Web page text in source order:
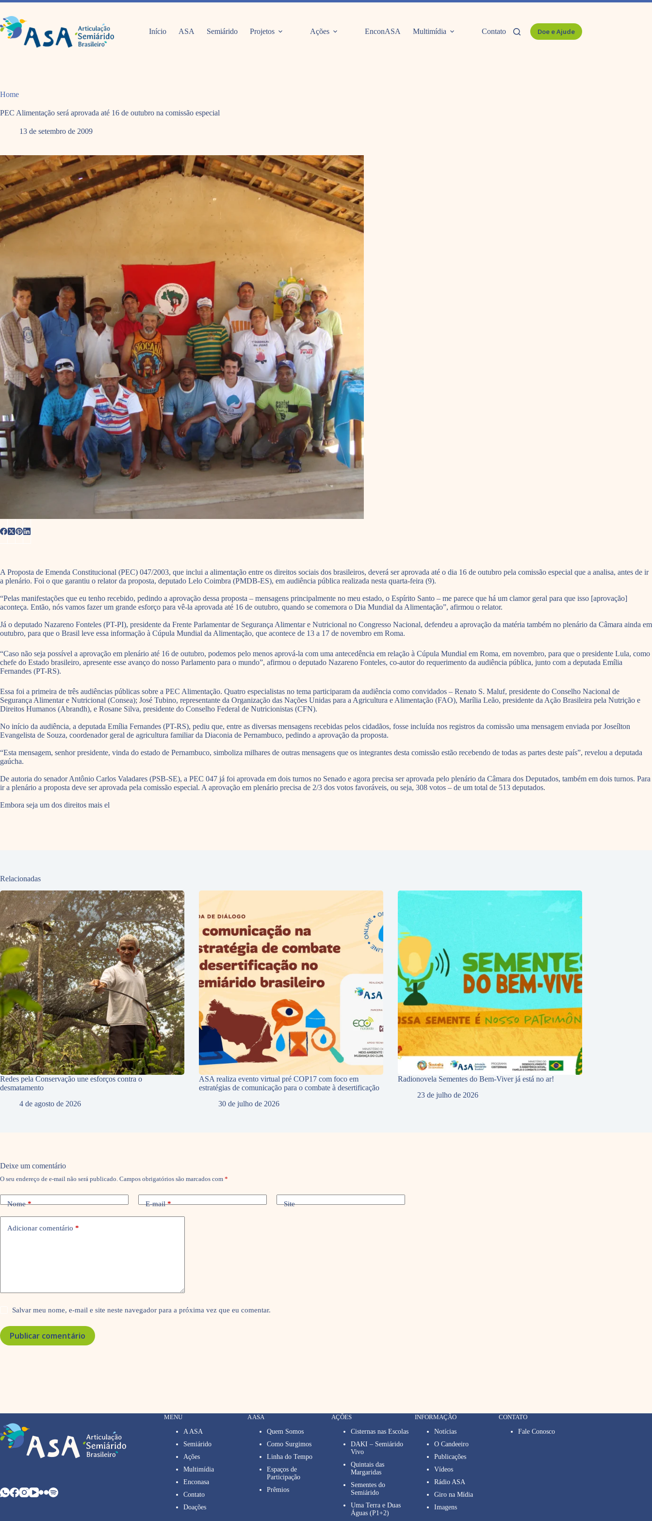
Pular
o
conteúdo
Início ASA Semiárido Projetos Ações EnconASA Multimídia Contato Doe e Ajude
Home
PEC Alimentação será aprovada até 16 de outubro na comissão especial
13 de setembro de 2009
A Proposta de Emenda Constitucional (PEC) 047/2003, que inclui a alimentação entre os direitos sociais dos brasileiros, deverá ser aprovada até o dia 16 de outubro pela comissão especial que a analisa, antes de ir
a plenário. Foi o que garantiu o relator da proposta, deputado Lelo Coimbra (PMDB-ES), em audiência pública realizada nesta quarta-feira (9).
“Pelas manifestações que eu tenho recebido, pedindo a aprovação dessa proposta – mensagens principalmente no meu estado, o Espírito Santo – me parece que há um clamor geral para que isso [aprovação]
aconteça. Então, nós vamos fazer um grande esforço para vê-la aprovada até 16 de outubro, quando se comemora o Dia Mundial da Alimentação”, afirmou o relator.
Já o deputado Nazareno Fonteles (PT-PI), presidente da Frente Parlamentar de Segurança Alimentar e Nutricional no Congresso Nacional, defendeu a aprovação da matéria também no plenário da Câmara ainda em
outubro, para que o Brasil leve essa informação à Cúpula Mundial da Alimentação, que acontece de 13 a 17 de novembro em Roma.
“Caso não seja possível a aprovação em plenário até 16 de outubro, podemos pelo menos aprová-la com uma antecedência em relação à Cúpula Mundial em Roma, em novembro, para que o presidente Lula, como
chefe do Estado brasileiro, apresente esse avanço do nosso Parlamento para o mundo”, afirmou o deputado Nazareno Fonteles, co-autor do requerimento da audiência pública, junto com a deputada Emília
Fernandes (PT-RS).
Essa foi a primeira de três audiências públicas sobre a PEC Alimentação. Quatro especialistas no tema participaram da audiência como convidados – Renato S. Maluf, presidente do Conselho Nacional de
Segurança Alimentar e Nutricional (Consea); José Tubino, representante da Organização das Nações Unidas para a Agricultura e Alimentação (FAO), Marília Leão, presidente da Ação Brasileira pela Nutrição e
Direitos Humanos (Abrandh), e Rosane Silva, presidente do Conselho Federal de Nutricionistas (CFN).
No início da audiência, a deputada Emília Fernandes (PT-RS), pediu que, entre as diversas mensagens recebidas pelos cidadãos, fosse incluída nos registros da comissão uma mensagem enviada por Joseílton
Evangelista de Souza, coordenador geral de agricultura familiar da Diaconia de Pernambuco, pedindo a aprovação da proposta.
“Esta mensagem, senhor presidente, vinda do estado de Pernambuco, simboliza milhares de outras mensagens que os integrantes desta comissão estão recebendo de todas as partes deste país”, revelou a deputada
gaúcha.
De autoria do senador Antônio Carlos Valadares (PSB-SE), a PEC 047 já foi aprovada em dois turnos no Senado e agora precisa ser aprovada pelo plenário da Câmara dos Deputados, também em dois turnos. Para
ir a plenário a proposta deve ser aprovada pela comissão especial. A aprovação em plenário precisa de 2/3 dos votos favoráveis, ou seja, 308 votos – de um total de 513 deputados.
Embora seja um dos direitos mais el
Relacionadas
Redes pela Conservação une esforços contra o
desmatamento
4 de agosto de 2026
ASA realiza evento virtual pré COP17 com foco em
estratégias de comunicação para o combate à desertificação
30 de julho de 2026
Radionovela Sementes do Bem-Viver já está no ar!
23 de julho de 2026
Deixe um comentário
O seu endereço de e-mail não será publicado. Campos obrigatórios são marcados com *
Nome* E-mail* Site
Adicionar comentário *
Salvar meu nome, e-mail e site neste navegador para a próxima vez que eu comentar.
Publicar comentário
MENU
A ASA
Semiárido
Ações
Multimídia
Enconasa
Contato
Doações
A ASA
Quem Somos
Como Surgimos
Linha do Tempo
Espaços de
Participação
Prêmios
AÇÕES
Cisternas nas Escolas
DAKI – Semiárido
Vivo
Quintais das
Margaridas
Sementes do
Semiárido
Uma Terra e Duas
Águas (P1+2)
INFORMAÇÃO
Notícias
O Candeeiro
Publicações
Vídeos
Rádio ASA
Giro na Mídia
Imagens
CONTATO
Fale Conosco